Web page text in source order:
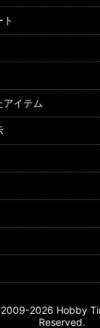
アイテム
2026 Hobby
Reserved.